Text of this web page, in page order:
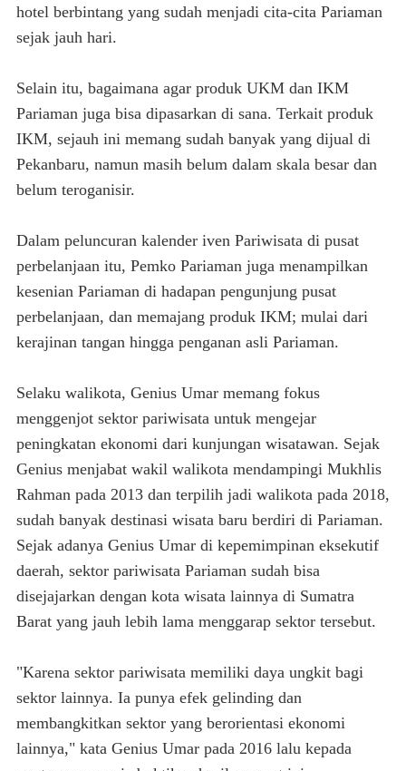
hotel berbintang yang sudah menjadi cita-cita Pariaman
sejak jauh hari.
Selain itu, bagaimana agar produk UKM dan IKM
Pariaman juga bisa dipasarkan di sana. Terkait produk
IKM, sejauh ini memang sudah banyak yang dijual di
Pekanbaru, namun masih belum dalam skala besar dan
belum teroganisir.
Dalam peluncuran kalender iven Pariwisata di pusat
perbelanjaan itu, Pemko Pariaman juga menampilkan
kesenian Pariaman di hadapan pengunjung pusat
perbelanjaan, dan memajang produk IKM; mulai dari
kerajinan tangan hingga penganan asli Pariaman.
Selaku walikota, Genius Umar memang fokus
menggenjot sektor pariwisata untuk mengejar
peningkatan ekonomi dari kunjungan wisatawan. Sejak
Genius menjabat wakil walikota mendampingi Mukhlis
Rahman pada 2013 dan terpilih jadi walikota pada 2018,
sudah banyak destinasi wisata baru berdiri di Pariaman.
Sejak adanya Genius Umar di kepemimpinan eksekutif
daerah, sektor pariwisata Pariaman sudah bisa
disejajarkan dengan kota wisata lainnya di Sumatra
Barat yang jauh lebih lama menggarap sektor tersebut.
"Karena sektor pariwisata memiliki daya ungkit bagi
sektor lainnya. Ia punya efek gelinding dan
membangkitkan sektor yang berorientasi ekonomi
lainnya," kata Genius Umar pada 2016 lalu kepada